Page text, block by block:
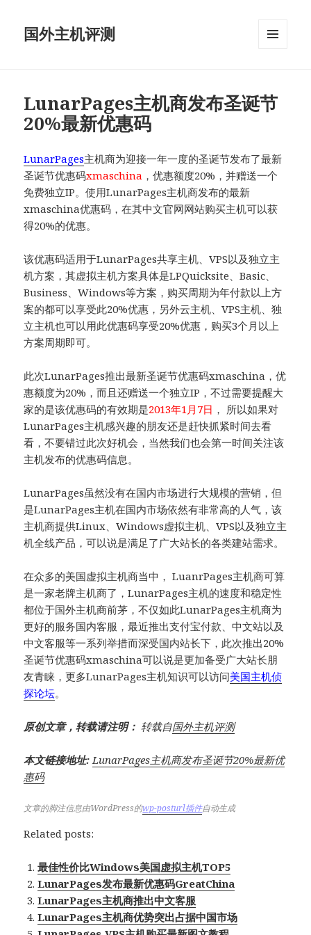
国外主机评测
LunarPages主机商发布圣诞节
20%最新优惠码
LunarPages主机商为迎接一年一度的圣诞节发布了最新
圣诞节优惠码xmaschina ，优惠额度20%，并赠送一个
免费独立IP。使用LunarPages主机商发布的最新
xmaschina优惠码，在其中文官网网站购买主机可以获
得20%的优惠。
该优惠码适用于LunarPages共享主机、VPS以及独立主
机方案，其虚拟主机方案具体是LPQuicksite、Basic、
Business、Windows等方案，购买周期为年付款以上方
案的都可以享受此20%优惠，另外云主机、VPS主机、独
立主机也可以用此优惠码享受20%优惠，购买3个月以上
方案周期即可。
此次LunarPages推出最新圣诞节优惠码xmaschina，优
惠额度为20%，而且还赠送一个独立IP，不过需要提醒大
家的是该优惠码的有效期是2013年1月7日 ， 所以如果对
LunarPages主机感兴趣的朋友还是赶快抓紧时间去看
看，不要错过此次好机会，当然我们也会第一时间关注该
主机发布的优惠码信息。
LunarPages虽然没有在国内市场进行大规模的营销，但
是LunarPages主机在国内市场依然有非常高的人气，该
主机商提供Linux、Windows虚拟主机、VPS以及独立主
机全线产品，可以说是满足了广大站长的各类建站需求。
在众多的美国虚拟主机商当中， LuanrPages主机商可算
是一家老牌主机商了，LunarPages主机的速度和稳定性
都位于国外主机商前茅，不仅如此LunarPages主机商为
更好的服务国内客服，最近推出支付宝付款、中文站以及
中文客服等一系列举措而深受国内站长下，此次推出20%
圣诞节优惠码xmaschina可以说是更加备受广大站长朋
友青睐，更多LunarPages主机知识可以访问美国主机侦
探论坛。
原创文章，转载请注明： 转载自国外主机评测
本文链接地址: LunarPages主机商发布圣诞节20%最新优
惠码
文章的脚注信息由WordPress的wp-posturl插件自动生成
Related posts:
最佳性价比Windows美国虚拟主机TOP5
LunarPages发布最新优惠码GreatChina
LunarPages主机商推出中文客服
LunarPages主机商优势突出占据中国市场